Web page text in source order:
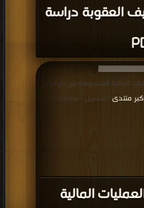
العقوبة دراسة
المالية
المالية المشبوهة بين الإلتزام
منتدى | التحميل : مرة/مرات